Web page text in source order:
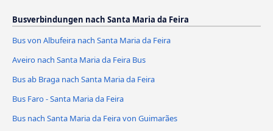
Busverbindungen nach Santa Maria da Feira
Bus von Albufeira nach Santa Maria da Feira
Aveiro nach Santa Maria da Feira Bus
Bus ab Braga nach Santa Maria da Feira
Bus Faro - Santa Maria da Feira
Bus nach Santa Maria da Feira von Guimarães